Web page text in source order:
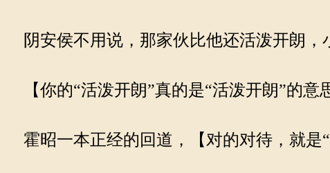
阴安侯不用说，那家伙比他还活泼开朗，
【你的“活泼开朗”真的是“活泼开朗”的意
霍昭一本正经的回道，【对的对待，就是“